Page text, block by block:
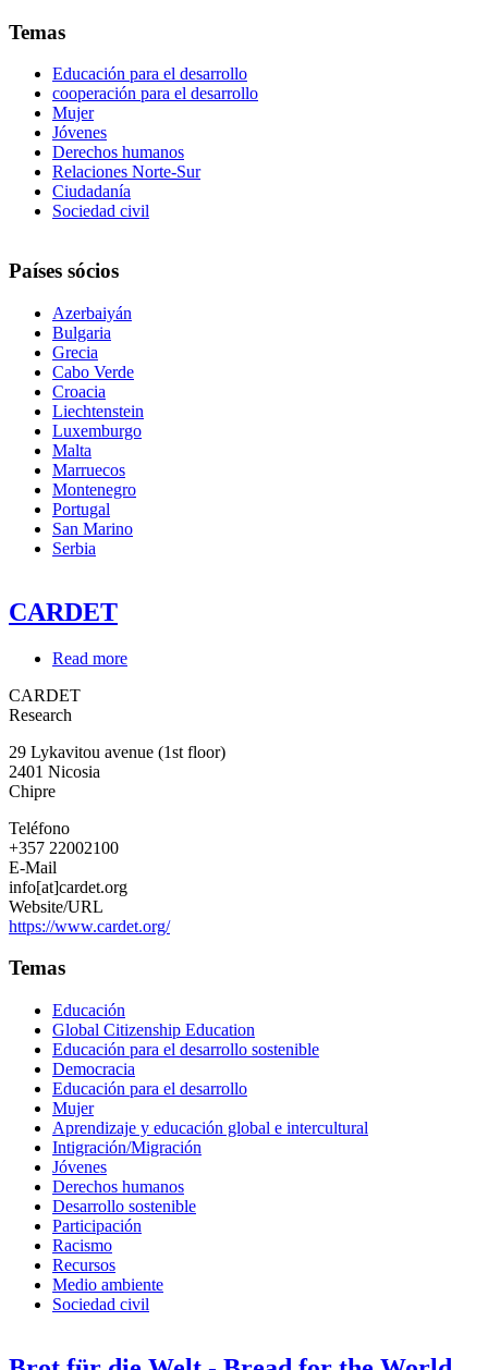
Temas
Educación para el desarrollo
cooperación para el desarrollo
Mujer
Jóvenes
Derechos humanos
Relaciones Norte-Sur
Ciudadanía
Sociedad civil
Países sócios
Azerbaiyán
Bulgaria
Grecia
Cabo Verde
Croacia
Liechtenstein
Luxemburgo
Malta
Marruecos
Montenegro
Portugal
San Marino
Serbia
CARDET
Read more
CARDET
Research
29 Lykavitou avenue (1st floor)
2401 Nicosia
Chipre
Teléfono
+357 22002100
E-Mail
info[at]cardet.org
Website/URL
https://www.cardet.org/
Temas
Educación
Global Citizenship Education
Educación para el desarrollo sostenible
Democracia
Educación para el desarrollo
Mujer
Aprendizaje y educación global e intercultural
Intigración/Migración
Jóvenes
Derechos humanos
Desarrollo sostenible
Participación
Racismo
Recursos
Medio ambiente
Sociedad civil